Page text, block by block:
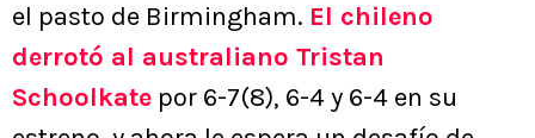
el pasto de Birmingham. El chileno
derrotó al australiano Tristan
Schoolkate por 6-7(8), 6-4 y 6-4 en su